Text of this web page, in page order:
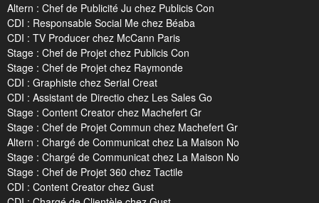
Altern : Chef de Publicité Ju chez Publicis Con
CDI : Responsable Social Me chez Béaba
CDI : TV Producer chez McCann Paris
Stage : Chef de Projet chez Publicis Con
Stage : Chef de Projet chez Raymonde
CDI : Graphiste chez Serial Creat
CDI : Assistant de Directio chez Les Sales Go
Stage : Content Creator chez Machefert Gr
Stage : Chef de Projet Commun chez Machefert Gr
Altern : Chargé de Communicat chez La Maison No
Stage : Chargé de Communicat chez La Maison No
Stage : Chef de Projet 360 chez Tactile
CDI : Content Creator chez Gust